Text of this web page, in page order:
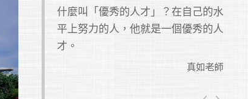
什麼叫「優秀的人才」？在自己的水
平上努力的人，他就是一個優秀的人
才。
真如老師
觀功